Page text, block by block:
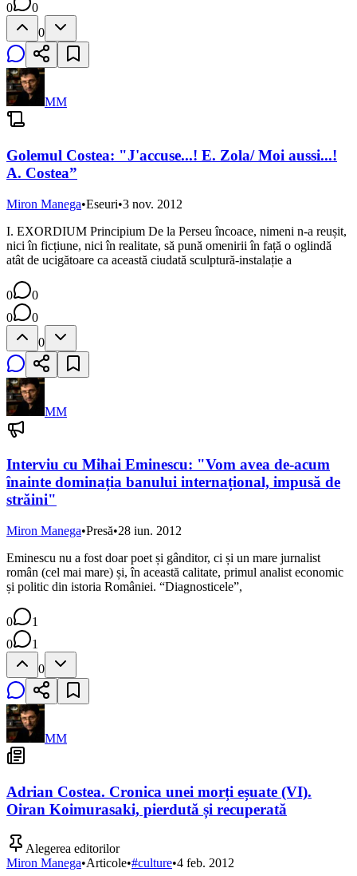
0
0
0
MM
Golemul Costea: "J'accuse...! E. Zola/ Moi aussi...!
A. Costea”
Miron Manega•Eseuri•3 nov. 2012
I. EXORDIUM Principium De la Perseu încoace, nimeni n-a reușit,
nici în ficțiune, nici în realitate, să pună omenirii în față o oglindă
atât de ucigătoare ca această ciudată sculptură-instalație a
0
0
0
0
0
MM
Interviu cu Mihai Eminescu: "Vom avea de-acum
înainte dominația banului internațional, impusă de
străini"
Miron Manega•Presă•28 iun. 2012
Eminescu nu a fost doar poet și gânditor, ci și un mare jurnalist
român (cel mai mare) și, în această calitate, primul analist economic
și politic din istoria României. “Diagnosticele”,
0
1
0
1
0
MM
Adrian Costea. Cronica unei morți eșuate (VI).
Oiran Koimurasaki, pierdută și recuperată
Alegerea editorilor
Miron Manega•Articole•#culture•4 feb. 2012